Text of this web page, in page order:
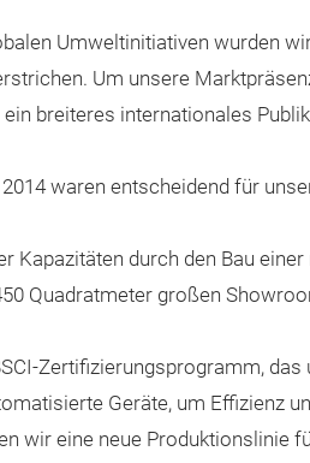
Umweltinitiativen wurden
Um unsere
breiteres internationales
waren entscheidend für
Kapazitäten durch den Bau
Quadratmeter großen
Zertifizierungsprogramm,
Geräte, um Effizienz
wir eine neue Produktionslinie